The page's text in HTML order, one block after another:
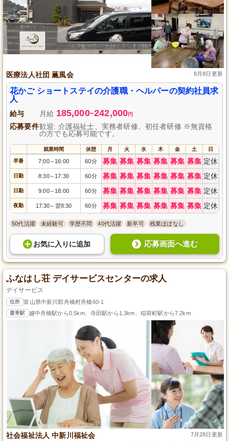
医療法人社団 薫風会 8月8日更新
花かご ショートステイの介護職・ヘルパーの契約社員求
人
給与 月給 185,000~242,000円
応募要件歓迎: 介護福祉士、実務者研修、初任者研修 ※無資格
の方でも応募可能です。
就業時間 休憩 月 火 水 木 金 土 日
早番 7:00～ 16:00 60分 募集 募集 募集 募集 募集 募集 定休
日勤 8:30～ 17:30 60分 募集 募集 募集 募集 募集 募集 定休
日勤 9:00～ 18:00 60分 募集 募集 募集 募集 募集 募集 定休
夜勤 17:30～ 翌8:30 60分 募集 募集 募集 募集 募集 募集 定休
50代活躍 未経験可 学歴不問 40代活躍 新卒可 残業ほぼなし
お気に入り に追加 応募画面へ進む
ふなはし荘 デイサービスセンターの求人
デイサービス
住所 富山県中新川郡舟橋村舟橋60-1
最寄駅 越中舟橋駅から0.5km、寺田駅から1.3km、稲荷町駅から7.2km
社会福祉法人 中新川福祉会 7月28日更新